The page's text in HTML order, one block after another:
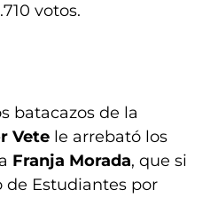
votos.
batacazos de la
Vete le arrebató los
Franja Morada, que si
de Estudiantes por